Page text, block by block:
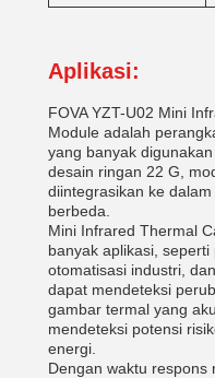
Aplikasi:
FOVA YZT-U02 Mini
Module adalah
yang banyak
desain ringan 22 G,
diintegrasikan ke
berbeda.
Mini Infrared Thermal
banyak aplikasi, seperti
otomatisasi industri,
dapat mendeteksi
gambar termal yang
mendeteksi potensi
energi.
Dengan waktu respons